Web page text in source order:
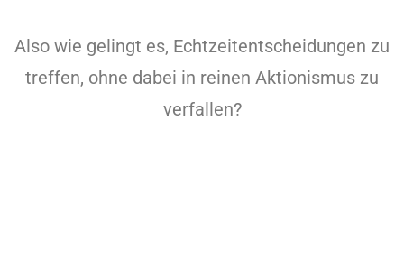
Also wie gelingt es, Echtzeitentscheidungen zu
treffen, ohne dabei in reinen Aktionismus zu
verfallen?